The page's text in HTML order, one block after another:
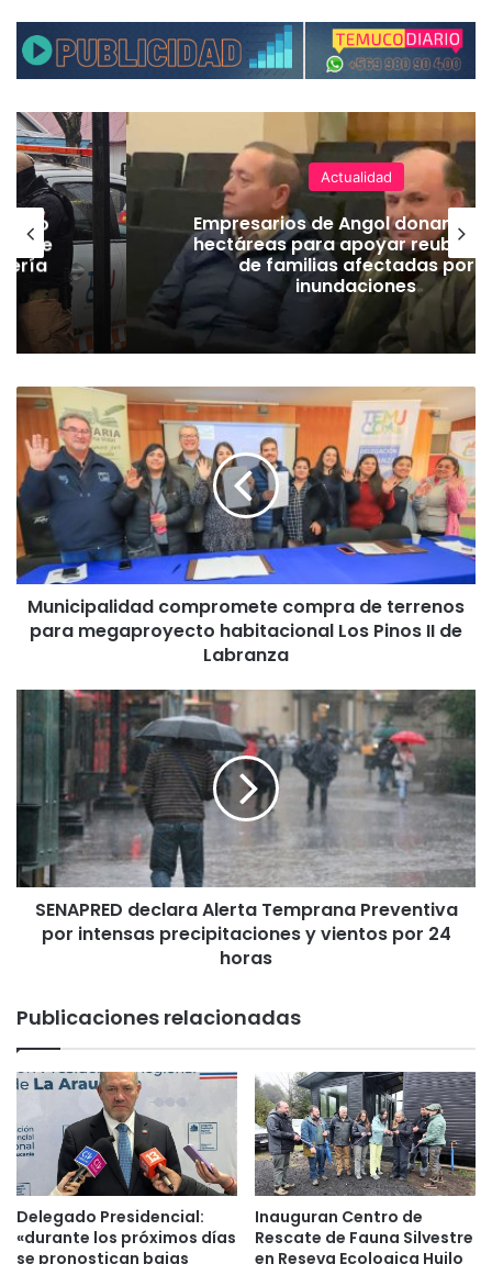
de
Actualidad
Empresarios de Angol donan
hectáreas para apoyar
de familias afectadas por
inundaciones
M
n
i
c
i
p
a
l
t
r
e
e
r
r
n
Municipalidad compromete compra de terrenos
para megaproyecto habitacional Los Pinos II de
Labranza
D
d
a
A
l
e
t
a
T
e
m
p
SENAPRED declara Alerta Temprana Preventiva
por intensas precipitaciones y vientos por 24
horas
Publicaciones relacionadas
Delegado Presidencial:
«durante los próximos días
se pronostican bajas
Inauguran Centro de
Rescate de Fauna Silvestre
en Reseva Ecologica Huilo